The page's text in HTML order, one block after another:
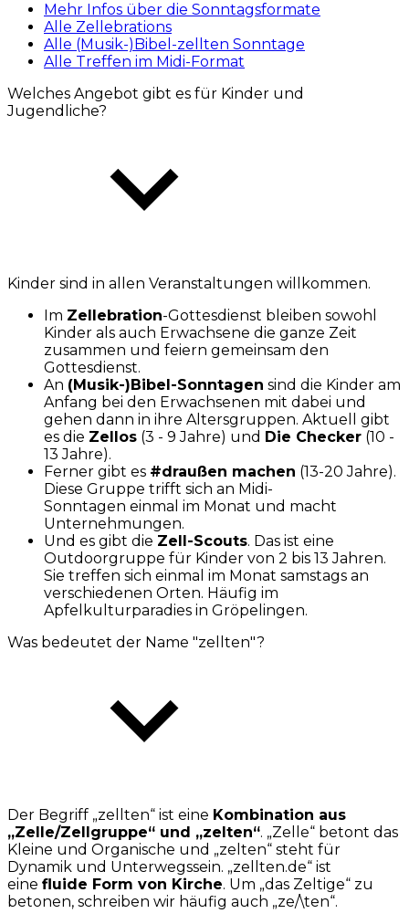
Mehr Infos über die Sonntagsformate
Alle Zellebrations
Alle (Musik-)Bibel-zellten Sonntage
Alle Treffen im Midi-Format
Welches Angebot gibt es für Kinder und
Jugendliche?
Kinder sind in allen Veranstaltungen willkommen.
Im Zellebration-Gottesdienst bleiben sowohl
Kinder als auch Erwachsene die ganze Zeit
zusammen und feiern gemeinsam den
Gottesdienst.
An (Musik-)Bibel-Sonntagen sind die Kinder am
Anfang bei den Erwachsenen mit dabei und
gehen dann in ihre Altersgruppen. Aktuell gibt
es die Zellos (3 - 9 Jahre) und Die Checker (10 -
13 Jahre).
Ferner gibt es #draußen machen (13-20 Jahre).
Diese Gruppe trifft sich an Midi-
Sonntagen einmal im Monat und macht
Unternehmungen.
Und es gibt die Zell-Scouts. Das ist eine
Outdoorgruppe für Kinder von 2 bis 13 Jahren.
Sie treffen sich einmal im Monat samstags an
verschiedenen Orten. Häufig im
Apfelkulturparadies in Gröpelingen.
Was bedeutet der Name "zellten"?
Der Begriff „zellten“ ist eine Kombination aus
„Zelle/Zellgruppe“ und „zelten“. „Zelle“ betont das
Kleine und Organische und „zelten“ steht für
Dynamik und Unterwegssein. „zellten.de“ ist
eine fluide Form von Kirche. Um „das Zeltige“ zu
betonen, schreiben wir häufig auch „ze/\ten“.